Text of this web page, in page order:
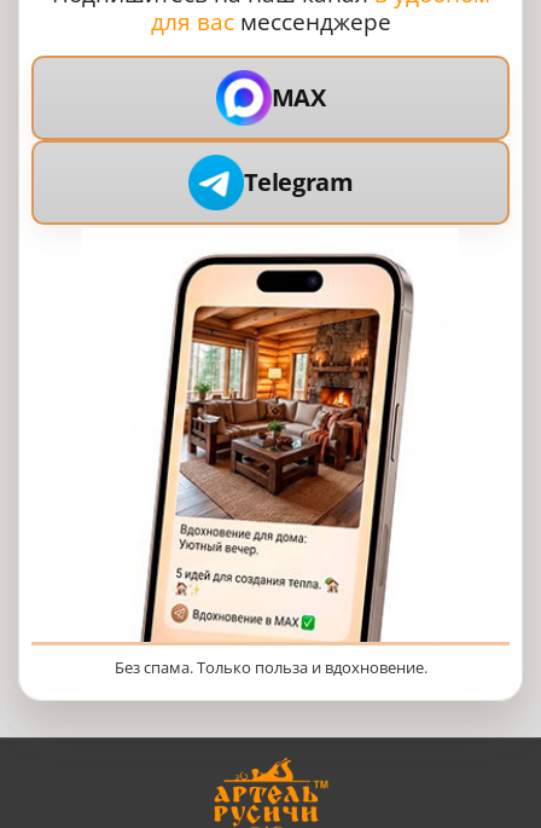
для васмессенджере
MAX
Telegram
Без спама. Только польза и вдохновение.